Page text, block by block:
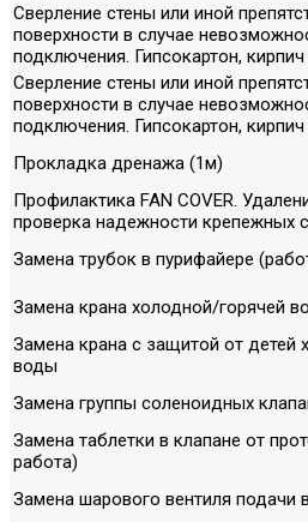
Сверление стены или иной
поверхности в случае
подключения. Гипсокартон,
Сверление стены или иной
поверхности в случае
подключения. Гипсокартон,
Прокладка дренажа (1м)
Профилактика FAN COVER.
проверка надежности крепежных
Замена трубок в пурифайере
Замена крана холодной/горячей
Замена крана с защитой от детей
воды
Замена группы соленоидных
Замена таблетки в клапане от
работа)
Замена шарового вентиля подачи